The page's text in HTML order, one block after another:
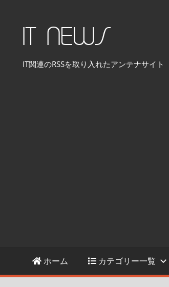
IT NEWS
IT関連のRSSを取り入れたアンテナサイト
ホーム カテゴリー一覧